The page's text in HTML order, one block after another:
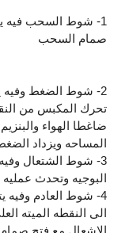
1- شوط السحب فيه
صمام السحب
2- شوط الضغط وفيه
تحرك المكبس من
ضاغطا الهواء
المساحه ويزداد
3- شوط الشتعال
البوجيه وتحدث
4- شوط العادم وفيه
الى النقطه الميته
الاشعال مع فتح صمام